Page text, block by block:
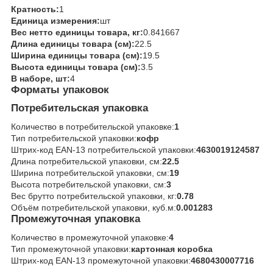
Кратность:1
Единица измерения:шт
Вес нетто единицы товара, кг:0.841667
Длина единицы товара (см):22.5
Ширина единицы товара (см):19.5
Высота единицы товара (см):3.5
В наборе, шт:4
Форматы упаковок
Потребительская упаковка
Количество в потребительской упаковке:1
Тип потребительской упаковки:кофр
Штрих-код EAN-13 потребительской упаковки:4630019124587
Длина потребительской упаковки, см:22.5
Ширина потребительской упаковки, см:19
Высота потребительской упаковки, см:3
Вес брутто потребительской упаковки, кг:0.78
Объём потребительской упаковки, куб.м:0.001283
Промежуточная упаковка
Количество в промежуточной упаковке:4
Тип промежуточной упаковки:картонная коробка
Штрих-код EAN-13 промежуточной упаковки:4680430007716